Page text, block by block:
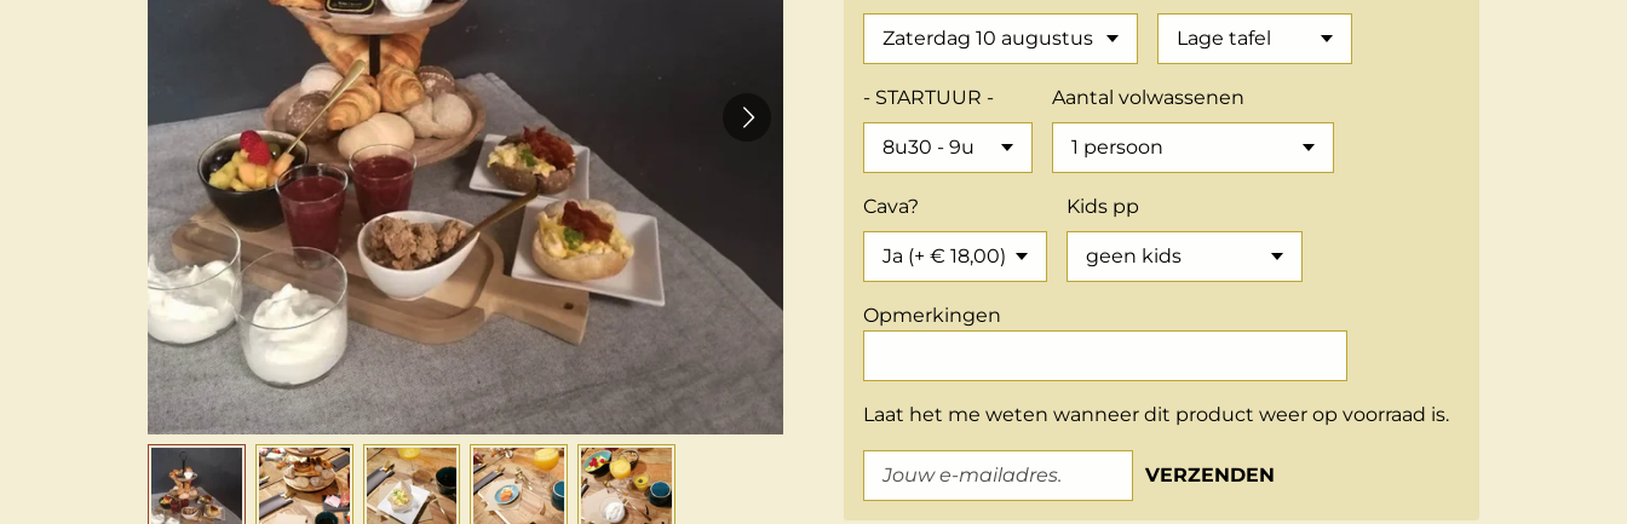
- STARTUUR - Aantal volwassenen
Cava? Kids pp
Opmerkingen
Laat het me weten wanneer dit product weer op voorraad is.
VERZENDEN